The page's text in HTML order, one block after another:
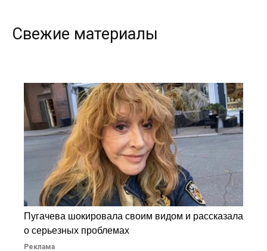
Свежие материалы
Пугачева шокировала своим видом и рассказала
о серьезных проблемах
Реклама